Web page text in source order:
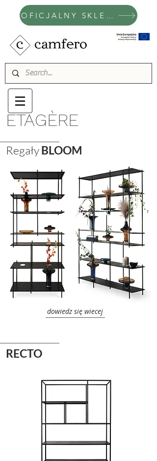
OFICJALNY SKLEP CAMFERO
ÉTAGÈRE
RegałyBLOOM
dowiedz się wiecej
RECTO